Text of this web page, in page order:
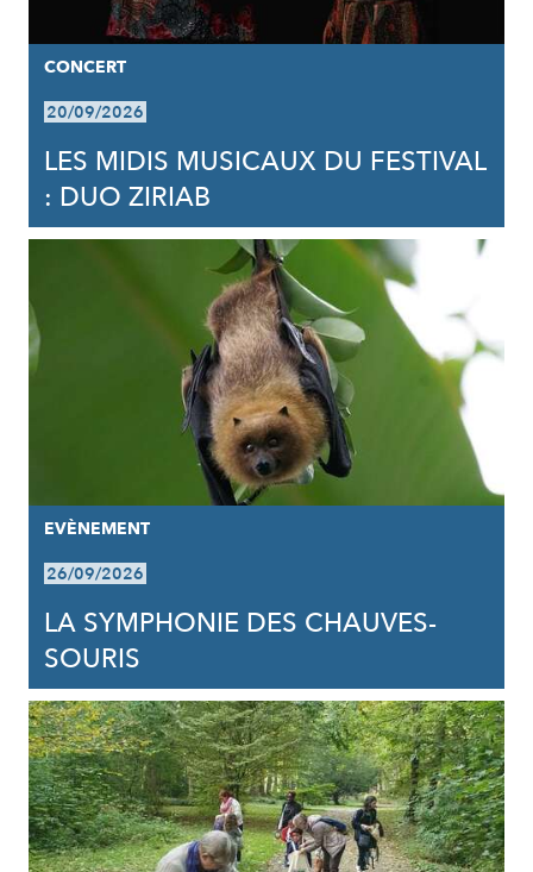
CONCERT
20/09/2026
LES MIDIS MUSICAUX DU FESTIVAL
: DUO ZIRIAB
EVÈNEMENT
26/09/2026
LA SYMPHONIE DES CHAUVES-
SOURIS